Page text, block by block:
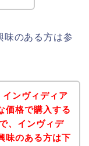
味のある方は参
ンヴィディア
価格で購入する
、インヴィデ
味のある方は下